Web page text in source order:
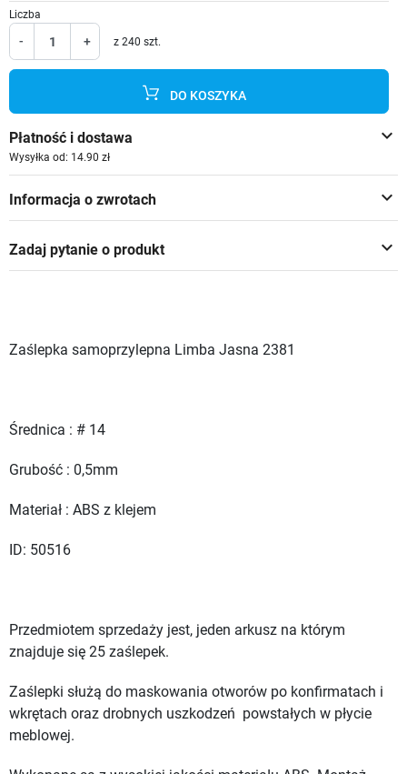
Liczba
- + z 240 szt.
DO KOSZYKA
keyboard_arrow_down
Płatność i dostawa
Wysyłka od: 14.90 zł
keyboard_arrow_down
Informacja o zwrotach
keyboard_arrow_down
Zadaj pytanie o produkt
Zaślepka samoprzylepna Limba Jasna 2381
Średnica : # 14
Grubość : 0,5mm
Materiał : ABS z klejem
ID: 50516
Przedmiotem sprzedaży jest, jeden arkusz na którym
znajduje się 25 zaślepek.
Zaślepki służą do maskowania otworów po konfirmatach i
wkrętach oraz drobnych uszkodzeń powstałych w płycie
meblowej.